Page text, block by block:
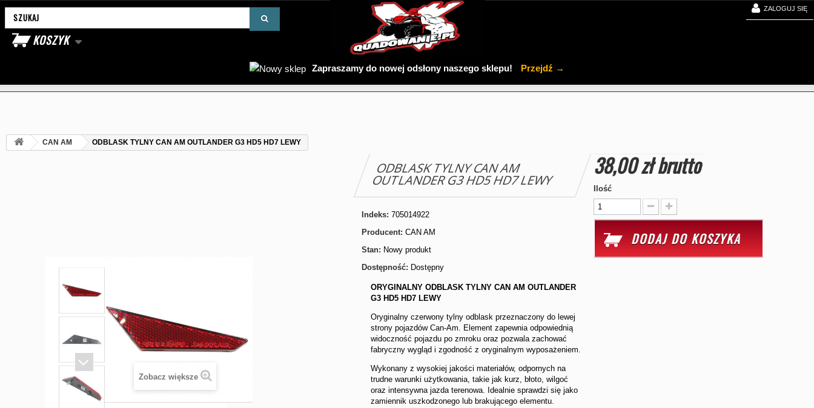
ZALOGUJ SIĘ
Zapraszamy do nowej odsłony naszego sklepu! Przejdź →
KOSZYK
Wyszukaj produkt
CAN AM ODBLASK TYLNY CAN AM OUTLANDER G3 HD5 HD7 LEWY
Zobacz większe
ODBLASK TYLNY CAN AM
OUTLANDER G3 HD5 HD7 LEWY
Indeks: 705014922
Producent: CAN AM
Stan: Nowy produkt
Dostępność: Dostępny
ORYGINALNY ODBLASK TYLNY CAN AM OUTLANDER
G3 HD5 HD7 LEWY
Oryginalny czerwony tylny odblask przeznaczony do lewej
strony pojazdów Can-Am. Element zapewnia odpowiednią
widoczność pojazdu po zmroku oraz pozwala zachować
fabryczny wygląd i zgodność z oryginalnym wyposażeniem.
Wykonany z wysokiej jakości materiałów, odpornych na
trudne warunki użytkowania, takie jak kurz, błoto, wilgoć
oraz intensywna jazda terenowa. Idealnie sprawdzi się jako
zamiennik uszkodzonego lub brakującego elementu.
38,00 złbrutto
Ilość
DODAJ DO KOSZYKA